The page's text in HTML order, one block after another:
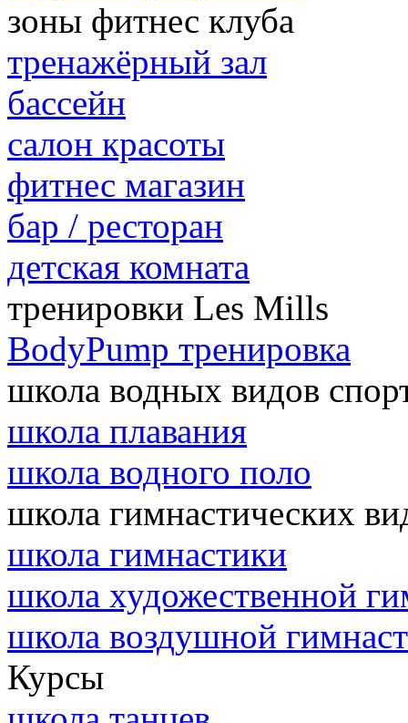
зоны фитнес клуба
тренажёрный зал
бассейн
салон красоты
фитнес магазин
бар / ресторан
детская комната
тренировки Les Mills
BodyPump тренировка
школа водных видов
школа плавания
школа водного поло
школа гимнастических
школа гимнастики
школа художественной
школа воздушной
Курсы